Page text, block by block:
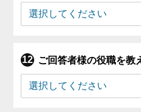
ご回答者様の役職を教